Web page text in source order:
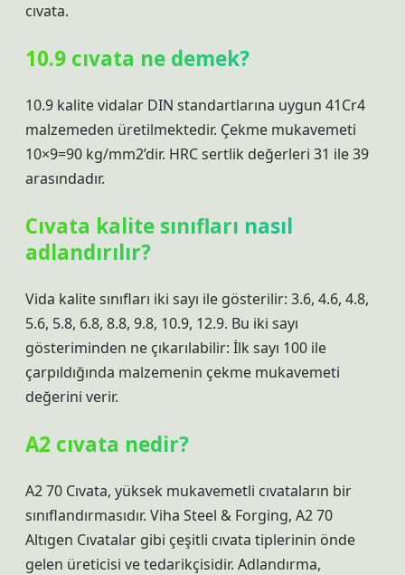
cıvata.
10.9 cıvata ne demek?
10.9 kalite vidalar DIN standartlarına uygun 41Cr4
malzemeden üretilmektedir. Çekme mukavemeti
10×9=90 kg/mm2’dir. HRC sertlik değerleri 31 ile 39
arasındadır.
Cıvata kalite sınıfları nasıl
adlandırılır?
Vida kalite sınıfları iki sayı ile gösterilir: 3.6, 4.6, 4.8,
5.6, 5.8, 6.8, 8.8, 9.8, 10.9, 12.9. Bu iki sayı
gösteriminden ne çıkarılabilir: İlk sayı 100 ile
çarpıldığında malzemenin çekme mukavemeti
değerini verir.
A2 cıvata nedir?
A2 70 Cıvata, yüksek mukavemetli cıvataların bir
sınıflandırmasıdır. Viha Steel & Forging, A2 70
Altıgen Cıvatalar gibi çeşitli cıvata tiplerinin önde
gelen üreticisi ve tedarikçisidir. Adlandırma,